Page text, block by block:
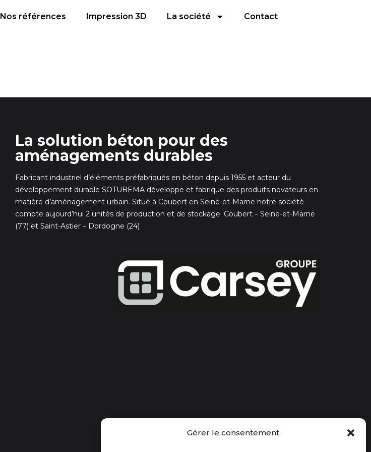
Gérer le consentement
Nos références Impression 3D La société Contact
La solution béton pour des
aménagements durables
Fabricant industriel d’éléments préfabriqués en béton depuis 1955 et acteur du
développement durable SOTUBEMA développe et fabrique des produits novateurs en
matière d’aménagement urbain. Situé à Coubert en Seine-et-Marne notre société
compte aujourd’hui 2 unités de production et de stockage. Coubert – Seine-et-Marne
(77) et Saint-Astier – Dordogne (24)